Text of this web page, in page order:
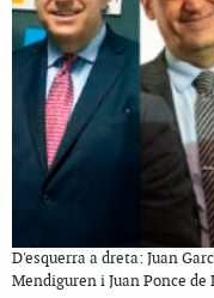
D'esquerra a dreta: Juan
Mendiguren i Juan Ponce de